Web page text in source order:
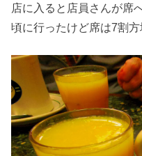
店に入ると店員さんが席
頃に行ったけど席は7割方